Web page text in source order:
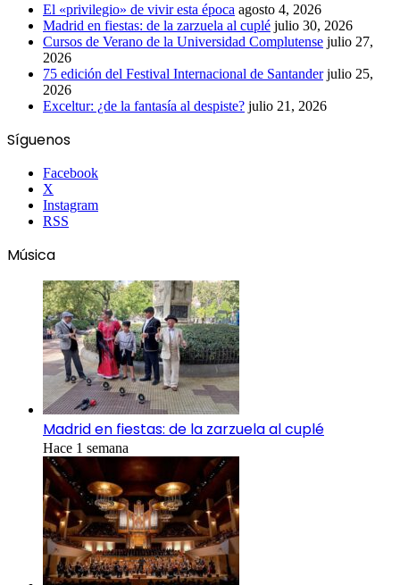
El «privilegio» de vivir esta época agosto 4, 2026
Madrid en fiestas: de la zarzuela al cuplé julio 30, 2026
Cursos de Verano de la Universidad Complutense julio 27,
2026
75 edición del Festival Internacional de Santander julio 25,
2026
Exceltur: ¿de la fantasía al despiste? julio 21, 2026
Síguenos
Facebook
X
Instagram
RSS
Música
Madrid en fiestas: de la zarzuela al cuplé
Hace 1 semana